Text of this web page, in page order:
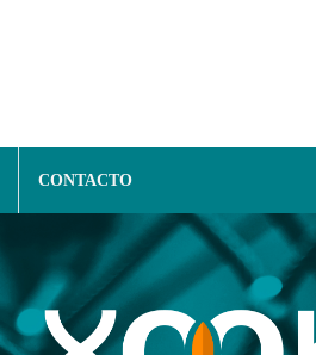
CONTACTO